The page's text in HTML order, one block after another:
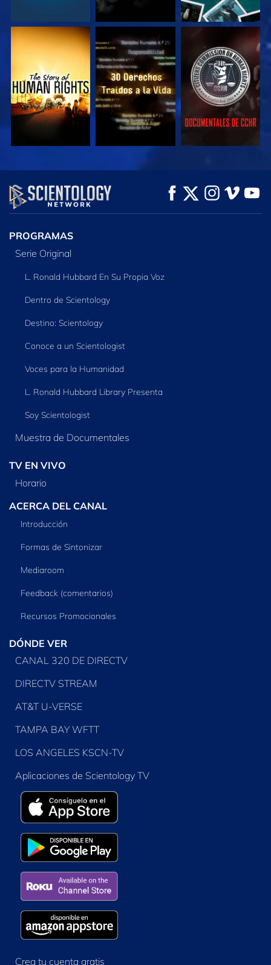
VE VE VE
VE
EXPLORA LAS
SERIES
PROGRAMAS
Serie Original
L. Ronald Hubbard En Su Propia Voz
Dentro de Scientology
Destino: Scientology
Conoce a un Scientologist
Voces para la Humanidad
L. Ronald Hubbard Library Presenta
Soy Scientologist
Muestra de Documentales
TV EN VIVO
Horario
ACERCA DEL CANAL
Introducción
Formas de Sintonizar
Mediaroom
Feedback (comentarios)
Recursos Promocionales
DÓNDE VER
CANAL 320 DE DIRECTV
DIRECTV STREAM
AT&T U-VERSE
TAMPA BAY WFTT
LOS ANGELES KSCN-TV
Aplicaciones de Scientology TV
Crea tu cuenta gratis